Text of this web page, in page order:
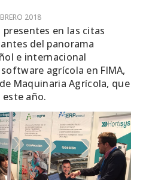
2018
en las citas
del panorama
e internacional
agrícola en FIMA,
Maquinaria Agrícola, que
este año.